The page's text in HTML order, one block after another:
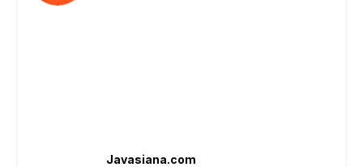
Javasiana.com